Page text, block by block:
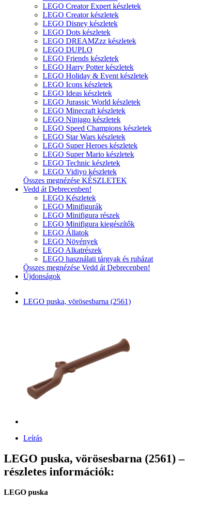
LEGO Creator Expert készletek
LEGO Creator készletek
LEGO Disney készletek
LEGO Dots készletek
LEGO DREAMZzz készletek
LEGO DUPLO
LEGO Friends készletek
LEGO Harry Potter készletek
LEGO Holiday & Event készletek
LEGO Icons készletek
LEGO Ideas készletek
LEGO Jurassic World készletek
LEGO Minecraft készletek
LEGO Ninjago készletek
LEGO Speed Champions készletek
LEGO Star Wars készletek
LEGO Super Heroes készletek
LEGO Super Mario készletek
LEGO Technic készletek
LEGO Vidiyo készletek
Összes megnézése KÉSZLETEK
Vedd át Debrecenben!
LEGO Készletek
LEGO Minifigurák
LEGO Minifigura részek
LEGO Minifigura kiegészítők
LEGO Állatok
LEGO Növények
LEGO Alkatrészek
LEGO használati tárgyak és ruházat
Összes megnézése Vedd át Debrecenben!
Újdonságok
LEGO puska, vörösesbarna (2561)
Leírás
LEGO puska, vörösesbarna (2561) –
részletes információk:
LEGO puska